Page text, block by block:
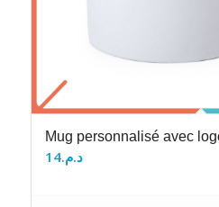
Mug personnalisé avec
د.م.14